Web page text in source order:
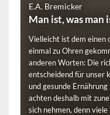
E.A. Bremicker
Man ist, was man
Vielleicht ist dem einen
einmal zu Ohren
anderen Worten: Die
entscheidend für unser
und gesunde
achten deshalb mit
sich nehmen, denn viele